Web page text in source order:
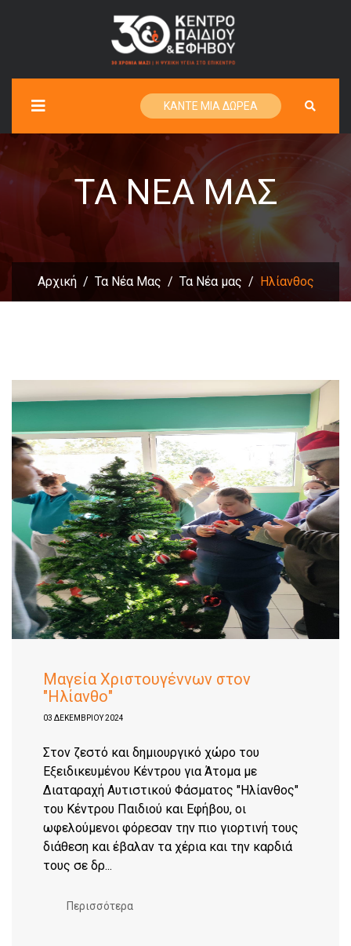
ΚΑΝΤΕ ΜΙΑ ΔΩΡΕΑ
ΤΑ ΝΈΑ ΜΑΣ
Αρχική Τα Νέα Μας Τα Νέα μας Ηλίανθος
Μαγεία Χριστουγέννων στον
"Hλίανθο"
03 ΔΕΚΕΜΒΡΊΟΥ 2024
Στον ζεστό και δημιουργικό χώρο του
Εξειδικευμένου Κέντρου για Άτομα με
Διαταραχή Αυτιστικού Φάσματος "Hλίανθος"
του Κέντρου Παιδιού και Εφήβου, οι
ωφελούμενοι φόρεσαν την πιο γιορτινή τους
διάθεση και έβαλαν τα χέρια και την καρδιά
τους σε δρ...
Περισσότερα